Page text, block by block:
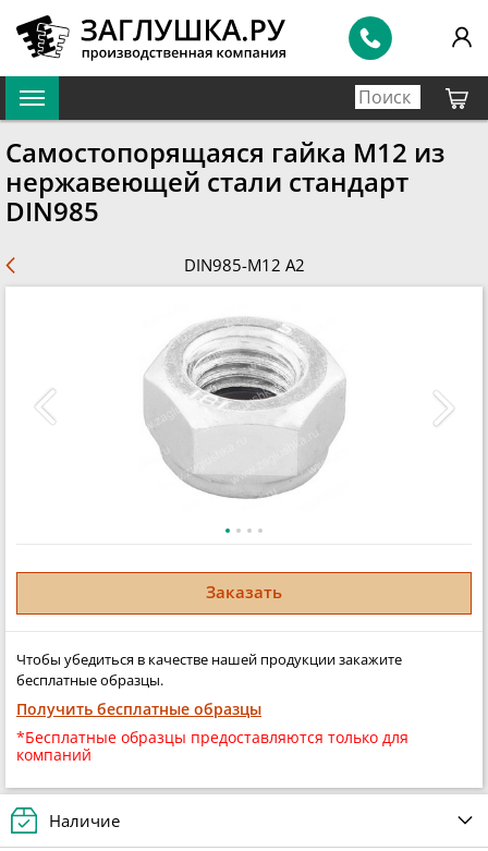
Самостопорящаяся гайка М12 из
нержавеющей стали стандарт
DIN985
DIN985-M12 A2
Заказать
Чтобы убедиться в качестве нашей продукции закажите
бесплатные образцы.
Получить бесплатные образцы
*Бесплатные образцы предоставляются только для
компаний
Наличие